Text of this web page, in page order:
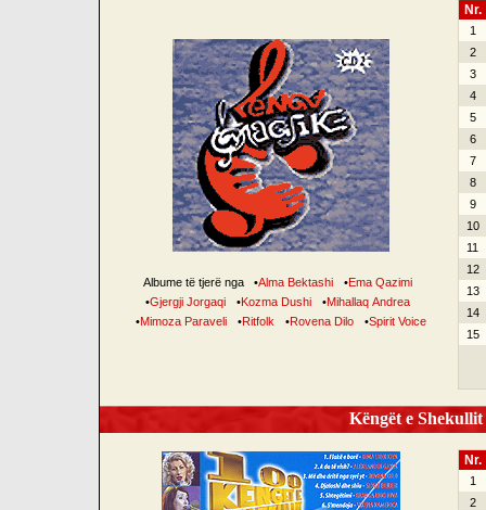
Albume të tjerë nga •Alma Bektashi •Ema Qazimi
•Gjergji Jorgaqi •Kozma Dushi •Mihallaq Andrea
•Mimoza Paraveli •Ritfolk •Rovena Dilo •Spirit Voice
Nr.
1
2
3
4
5
6
7
8
9
10
11
12
13
14
15
Këngët e
Nr.
1
2